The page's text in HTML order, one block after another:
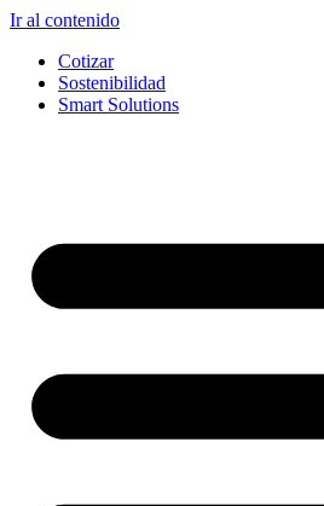
Ir al contenido
Cotizar
Sostenibilidad
Smart Solutions